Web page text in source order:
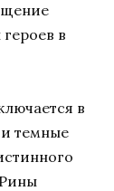
в
в
темные